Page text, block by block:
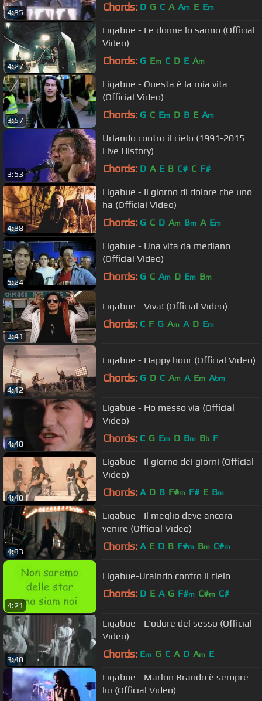
4:35 Chords: D G C A Am E Em
4:27
Ligabue - Le donne lo sanno (Official
Video)
Chords: G Em C D E Am
3:57
Ligabue - Questa è la mia vita
(Official Video)
Chords: G C Em D B E Am
3:53
Urlando contro il cielo (1991-2015
Live History)
Chords: D A E B C# C F#
4:38
Ligabue - Il giorno di dolore che uno
ha (Official Video)
Chords: G C D Am Bm A Em
5:24
Ligabue - Una vita da mediano
(Official Video)
Chords: G C Am D Em Bm
3:41
Ligabue - Viva! (Official Video)
Chords: C F G Am A D Em
4:12
Ligabue - Happy hour (Official Video)
Chords: G D C Am A Em Abm
4:48
Ligabue - Ho messo via (Official
Video)
Chords: C G Em D Bm Bb F
4:40
Ligabue - Il giorno dei giorni (Official
Video)
Chords: A D B F#m F# E Bm
4:33
Ligabue - Il meglio deve ancora
venire (Official Video)
Chords: A E D B F#m Bm C#m
4:21
Ligabue-Uralndo contro il cielo
Chords: D E A G F#m C#m C#
3:40
Ligabue - L'odore del sesso (Official
Video)
Chords: Em G C A D Am E
Ligabue - Marlon Brando è sempre
lui (Official Video)